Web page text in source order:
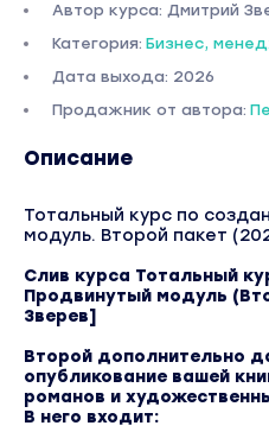
Автор курса: Дмитрий
Категория: Бизнес,
Дата выхода: 2026
Продажник от автора:
Описание
Тотальный курс по
модуль. Второй пакет
Слив курса Тотальный
Продвинутый модуль
Зверев]
Второй дополнительно
опубликование вашей
романов и
В него входит: